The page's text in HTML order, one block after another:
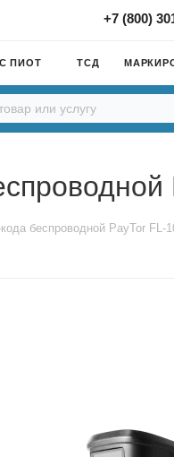
+7 (800)
ПИОТ ТСД
беспроводной PayTor FL-